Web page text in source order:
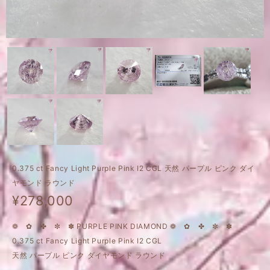
0.375 ct Fancy Light Purple Pink I2 CGL 天然 パープル ピンク ダイ
ヤモンド ラウンド
¥278,000
❁ ✿ ✤ ✼ ✽ PURPLE PINK DIAMOND ❁ ✿ ✤ ✼ ✽
0.375 ct Fancy Light Purple Pink I2 CGL
天然 パープル ピンク ダイヤモンド ラウンド